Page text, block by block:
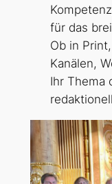
für das
Ob in
Kanälen,
Ihr Thema